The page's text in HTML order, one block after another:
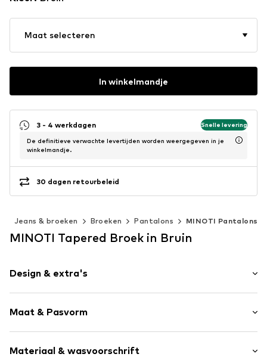
Maat selecteren
In winkelmandje
3 - 4 werkdagen Snelle levering
De definitieve verwachte levertijden worden weergegeven in je
winkelmandje.
30 dagen retourbeleid
Jeans & broeken Broeken Pantalons MINOTI Pantalons
MINOTI Tapered Broek in Bruin
Design & extra's
Katoen
Taille met trekkoord
Cargozak
Maat & Pasvorm
Pasvorm: Tapered
Materiaal & wasvoorschrift